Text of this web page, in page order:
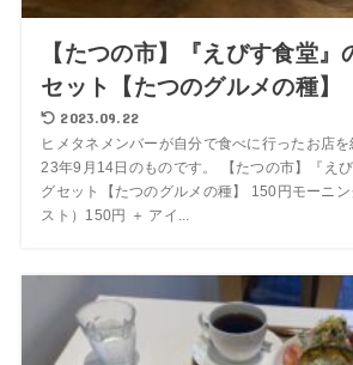
【たつの市】『えびす食堂』
セット【たつのグルメの種】
2023.09.22
ヒメタネメンバーが自分で食べに行ったお店
23年9月14日のものです。 【たつの市】『え
グセット【たつのグルメの種】 150円モーニ
スト）150円 ＋ アイ...